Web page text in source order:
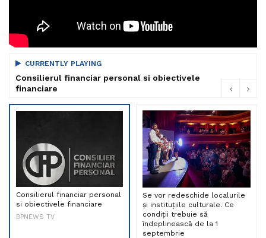
CURRENTLY PLAYING
Consilierul financiar personal si obiectivele
financiare
Consilierul financiar personal
si obiectivele financiare
BPNEWS TV
Se vor redeschide localurile
și instituțiile culturale. Ce
condiții trebuie să
îndeplinească de la 1
septembrie